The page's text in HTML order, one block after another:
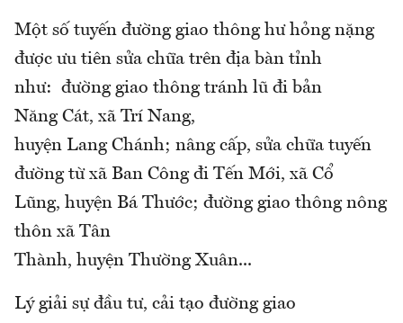
Một số tuyến đường giao thông hư hỏng nặng
được ưu tiên sửa chữa trên địa bàn tỉnh
như: đường giao thông tránh lũ đi bản
Năng Cát, xã Trí Nang,
huyện Lang Chánh; nâng cấp, sửa chữa tuyến
đường từ xã Ban Công đi Tến Mới, xã Cổ
Lũng, huyện Bá Thước; đường giao thông nông
thôn xã Tân
Thành, huyện Thường Xuân...
Lý giải sự đầu tư, cải tạo đường giao